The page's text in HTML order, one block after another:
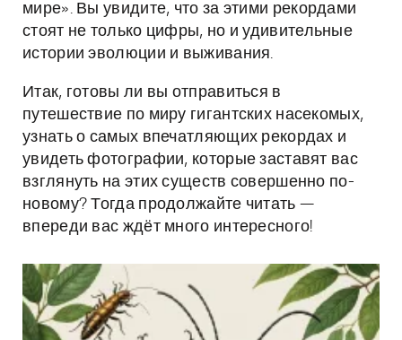
мире». Вы увидите, что за этими рекордами
стоят не только цифры, но и удивительные
истории эволюции и выживания.
Итак, готовы ли вы отправиться в
путешествие по миру гигантских насекомых,
узнать о самых впечатляющих рекордах и
увидеть фотографии, которые заставят вас
взглянуть на этих существ совершенно по-
новому? Тогда продолжайте читать —
впереди вас ждёт много интересного!